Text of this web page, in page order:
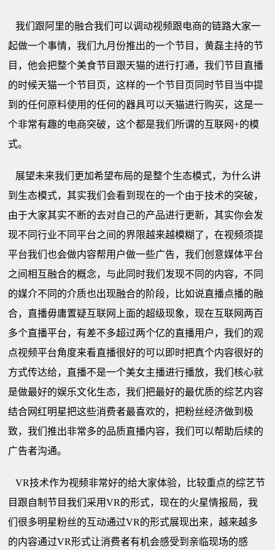
我们跟阿里的融合我们可以调动视频跟电商的链路大家一
起做一个事情，我们九月份推出的一个节目，黄磊主持的节
目，他会把整个美食节目跟天猫的进行打通，我们节目直播
的时候天猫一个节目页，这样的一个节目页同时节目当中提
到的任何原料使用的任何的器具可以天猫进行购买，这是一
个非常有趣的电商突破，这个都是我们所谓的互联网+的模
式。
展望未来我们更加希望布局的是整个生态模式，为什么讲
到生态模式，其实我们会看到现在的一个由于技术的突破，
由于大家其实不断的去对自己的产品进行更新，其实你会发
现不同行业不同平台之间的界限越来越模糊了，在视频须提
平台我们也会做内容帮用户做一些广告，我们创意媒体平台
之间相互融合的概念，与此同时我们发现不同的内容，不同
的媒介不同的介质也出现融合的阶段，比如说直播点播的融
合，直播毋庸置疑互联网上面的超级现象，现在互联网两百
多个直播平台，有差不多超过两个亿的直播用户，我们的观
点视频平台角度来看直播很好的可以即时把真个内容很好的
方式传达给，直播不是一个美女主播进行播放，我们核心就
是做最好的娱乐文化生态，我们把最好的最优质的综艺内容
结合网红明星把这些消费者最喜欢的，把粉丝经济做到极
致，我们推出非常多的品质直播内容，我们可以帮助后续的
广告者沟通。
VR技术作为视频非常好的给大家体验，比较重点的综艺节
目跟自制节目我们采用VR的形式，现在的火星情报局，我
们很多明星粉丝的互动通过VR的形式展现出来，越来越多
的内容通过VR形式让消费者有机会感受到亲临现场的感